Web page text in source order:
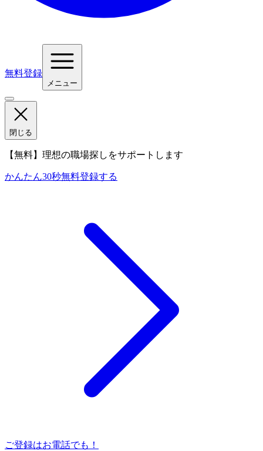
無料登録
メニュー
閉じる
【無料】理想の職場探しをサポートします
かんたん30秒無料登録する
ご登録はお電話でも！